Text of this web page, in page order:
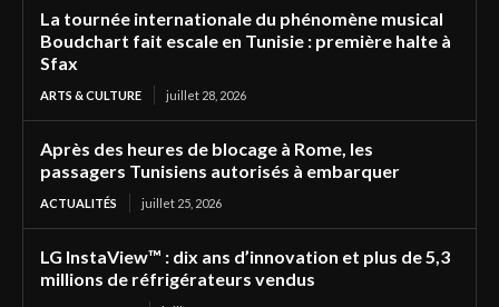
La tournée internationale du phénomène musical
Boudchart fait escale en Tunisie : première halte à
Sfax
ARTS & CULTURE juillet 28, 2026
Après des heures de blocage à Rome, les
passagers Tunisiens autorisés à embarquer
ACTUALITÉS juillet 25, 2026
LG InstaView™ : dix ans d’innovation et plus de 5,3
millions de réfrigérateurs vendus